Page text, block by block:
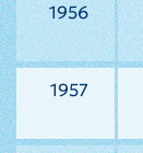
1956
1957